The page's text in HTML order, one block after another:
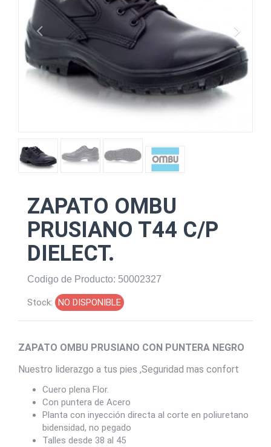
ZAPATO OMBU
PRUSIANO T44 C/P
DIELECT.
Codigo de Producto: 50002327
Stock: NO DISPONIBLE
ZAPATO OMBU PRUSIANO CON PUNTERA NEGRO
Nuestro liderazgo a tus pies ,Seguridad mas confort
Cuero plena Flor.
Con puntera de Acero
Planta con inyección directa al corte en poliuretano
bidensidad, no pegado
Talles desde 38 al 45